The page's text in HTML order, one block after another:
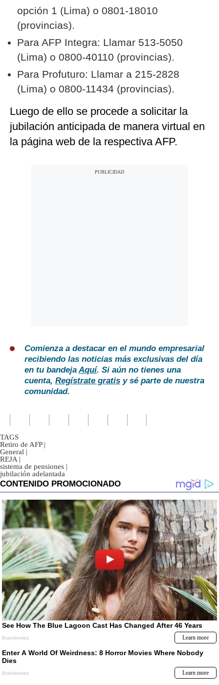
opción 1 (Lima) o 0801-18010
(provincias).
Para AFP Integra: Llamar 513-5050
(Lima) o 0800-40110 (provincias).
Para Profuturo: Llamar a 215-2828
(Lima) o 0800-11434 (provincias).
Luego de ello se procede a solicitar la
jubilación anticipada de manera virtual en
la página web de la respectiva AFP.
Comienza a destacar en el mundo empresarial
recibiendo las noticias más exclusivas del día
en tu bandejaAquí. Si aún no tienes una
cuenta, Regístrate gratis y sé parte de nuestra
comunidad.
TAGS
Retiro de AFP |
General |
REJA |
sistema de pensiones |
jubilación adelantada